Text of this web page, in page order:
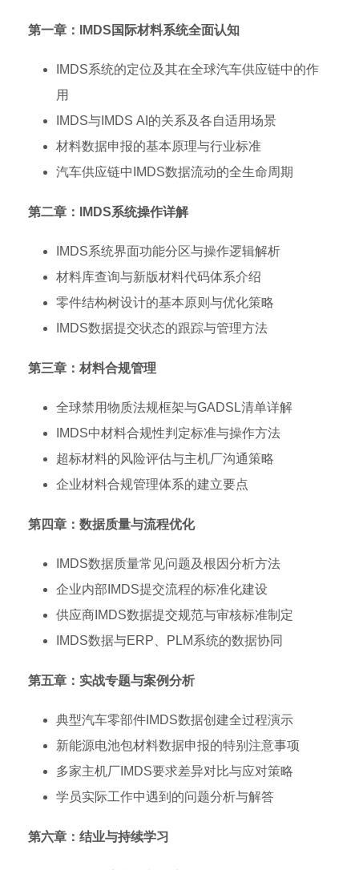
第一章：IMDS国际材料系统全面认知
IMDS系统的定位及其在全球汽车供应链中的作
用
IMDS与IMDS AI的关系及各自适用场景
材料数据申报的基本原理与行业标准
汽车供应链中IMDS数据流动的全生命周期
第二章：IMDS系统操作详解
IMDS系统界面功能分区与操作逻辑解析
材料库查询与新版材料代码体系介绍
零件结构树设计的基本原则与优化策略
IMDS数据提交状态的跟踪与管理方法
第三章：材料合规管理
全球禁用物质法规框架与GADSL清单详解
IMDS中材料合规性判定标准与操作方法
超标材料的风险评估与主机厂沟通策略
企业材料合规管理体系的建立要点
第四章：数据质量与流程优化
IMDS数据质量常见问题及根因分析方法
企业内部IMDS提交流程的标准化建设
供应商IMDS数据提交规范与审核标准制定
IMDS数据与ERP、PLM系统的数据协同
第五章：实战专题与案例分析
典型汽车零部件IMDS数据创建全过程演示
新能源电池包材料数据申报的特别注意事项
多家主机厂IMDS要求差异对比与应对策略
学员实际工作中遇到的问题分析与解答
第六章：结业与持续学习